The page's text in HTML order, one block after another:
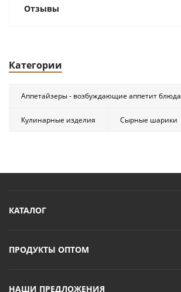
Отзывы
Категории
Аппетайзеры - возбуждающие аппетит блюда
Кулинарные изделия Сырные шарики
КАТАЛОГ
ПРОДУКТЫ ОПТОМ
НАШИ ПРЕДЛОЖЕНИЯ